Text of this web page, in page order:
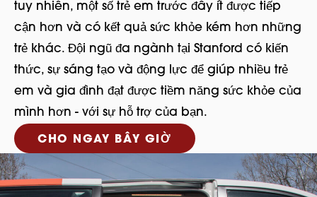
tuy nhiên, một số trẻ em trước đây ít được tiếp
cận hơn và có kết quả sức khỏe kém hơn những
trẻ khác. Đội ngũ đa ngành tại Stanford có kiến
thức, sự sáng tạo và động lực để giúp nhiều trẻ
em và gia đình đạt được tiềm năng sức khỏe của
mình hơn - với sự hỗ trợ của bạn.
CHO NGAY BÂY GIỜ